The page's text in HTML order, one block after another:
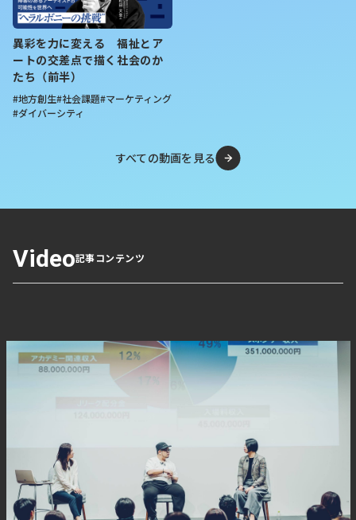
異彩を力に変える 福祉とア
ートの交差点で描く社会のか
たち（前半）
#地方創生#社会課題#マーケティング
#ダイバーシティ
すべての動画を見る
Video記事コンテンツ